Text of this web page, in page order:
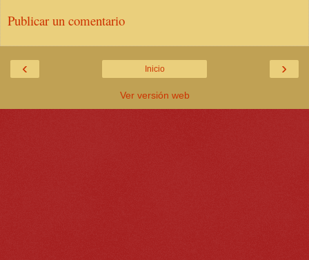
Publicar un comentario
‹ ›
Inicio
Ver versión web